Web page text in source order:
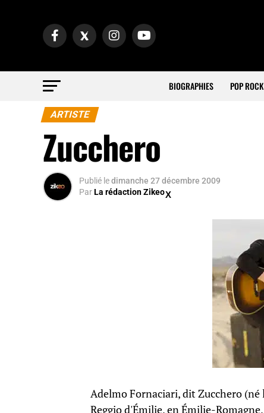
BIOGRAPHIES POP ROCK
ARTISTE
Zucchero
Publié ledimanche 27 décembre 2009
ParLa rédaction Zikeo
Adelmo Fornaciari, dit Zucchero (né
Reggio d'Émilie, en Émilie-